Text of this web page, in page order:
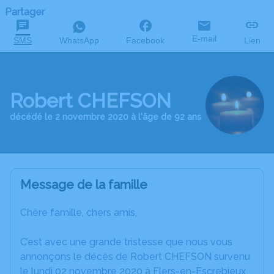
Partager
SMS WhatsApp Facebook E-mail Lien
Robert CHEFSON
décédé le 2 novembre 2020 à l'âge de 92 ans
Message de la famille
Chère famille, chers amis,
C’est avec une grande tristesse que nous vous
annonçons le décès de Robert CHEFSON survenu
le lundi 02 novembre 2020 à Flers-en-Escrebieux.